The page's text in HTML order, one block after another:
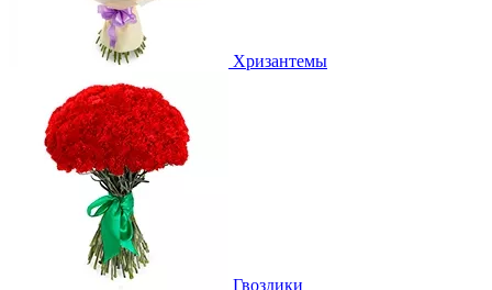
Хризантемы
Гвоздики